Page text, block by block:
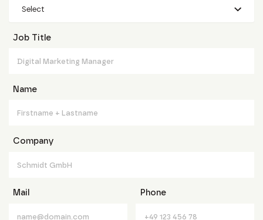
Select
Job Title
Name
Company
Mail Phone